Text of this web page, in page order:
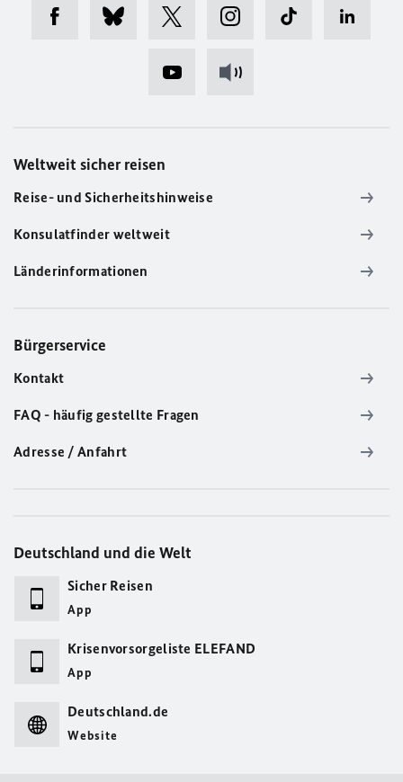
Weltweit sicher reisen
Reise- und Sicherheitshinweise
Konsulatfinder weltweit
Länderinformationen
Bürgerservice
Kontakt
FAQ - häufig gestellte Fragen
Adresse / Anfahrt
Deutschland und die Welt
Sicher Reisen
App
Krisenvorsorgeliste ELEFAND
App
Deutschland.de
Website